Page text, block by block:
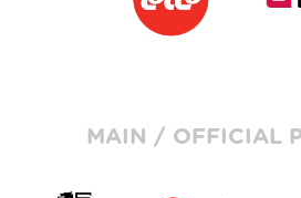
MAIN / OFFICIAL